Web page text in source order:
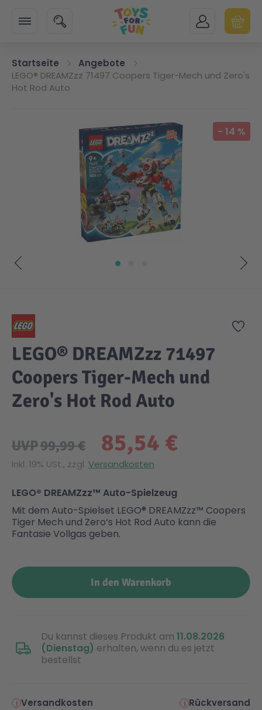
SUCHE MEIN KONTO
Startseite
Angebote
LEGO® DREAMZzz 71497 Coopers Tiger-Mech und Zero's
Hot Rod Auto
Zum Ende der Bildgalerie springen - 14 %
Zur
LEGO® DREAMZzz 71497
Coopers Tiger-Mech und
Zero's Hot Rod Auto
85,54 €
UVP99,99 €
Inkl. 19% USt., zzgl. Versandkosten
LEGO® DREAMZzz™ Auto-Spielzeug
Mit dem Auto-Spielset LEGO® DREAMZzz™ Coopers
Tiger Mech und Zero‘s Hot Rod Auto kann die
Fantasie Vollgas geben.
In den Warenkorb
Du kannst dieses Produkt am 11.08.2026
(Dienstag) erhalten, wenn du es jetzt
bestellst
Versandkosten
Rückversand